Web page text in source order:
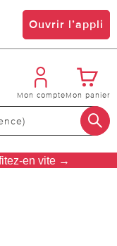
Ouvrir l’appli
Mon compteMon panier
en vite →